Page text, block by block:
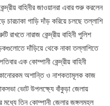
বাহিনীর জাওয়ানরা এবার শুরু করলেন
চারচাকা গাড়ি দাঁড় করিয়ে চলছে তল্লাশি
নারাজ কেন্দ্রীয় বাহিনী পুলিশ
দাঁড়িয়ে থেকে নাকা তল্লাশিতে
এক কোম্পানী কেন্দ্রীয় বাহিনী
অশান্তি ও নাশকতামূলক কাজ
ভোট উপলক্ষ্যে বাঁকুড়া জেলায়
মধ্যে তিন কোম্পানী জেলার জঙ্গলমহল